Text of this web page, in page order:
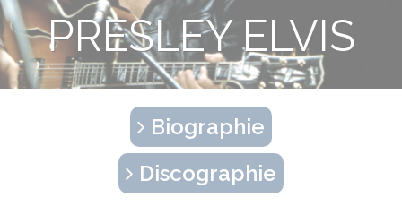
PRESLEY ELVIS
Biographie
Discographie